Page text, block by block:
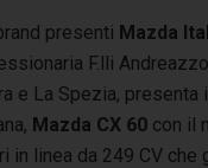
presenti Mazda
F.lli
e La Spezia,
Mazda CX 60 con il
in linea da 249 CV che